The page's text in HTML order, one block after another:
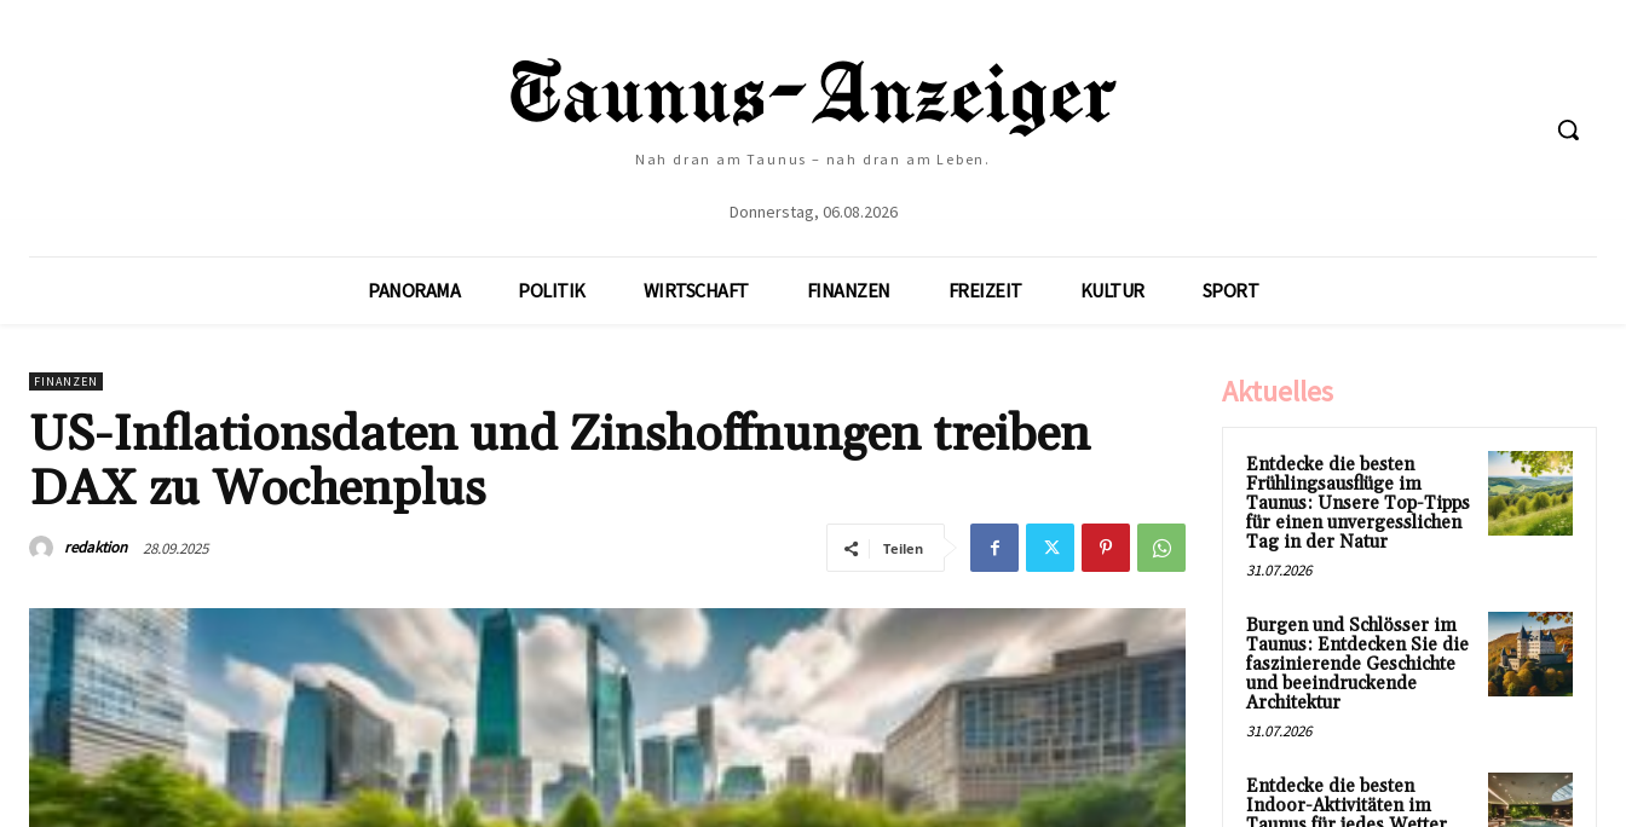
Nah dran am Taunus – nah dran am Leben.
Donnerstag, 06.08.2026
PANORAMA POLITIK WIRTSCHAFT FINANZEN FREIZEIT KULTUR SPORT
FINANZEN
US-Inflationsdaten und Zinshoffnungen treiben
DAX zu Wochenplus
redaktion 28.09.2025 Teilen
Aktuelles
Entdecke die besten
Frühlingsausflüge im
Taunus: Unsere Top-Tipps
für einen unvergesslichen
Tag in der Natur
31.07.2026
Burgen und Schlösser im
Taunus: Entdecken Sie die
faszinierende Geschichte
und beeindruckende
Architektur
31.07.2026
Entdecke die besten
Indoor-Aktivitäten im